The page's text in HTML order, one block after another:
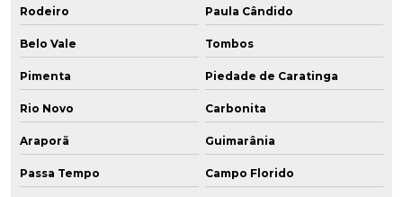
Rodeiro Paula Cândido
Belo Vale Tombos
Pimenta Piedade de Caratinga
Rio Novo Carbonita
Araporã Guimarânia
Passa Tempo Campo Florido